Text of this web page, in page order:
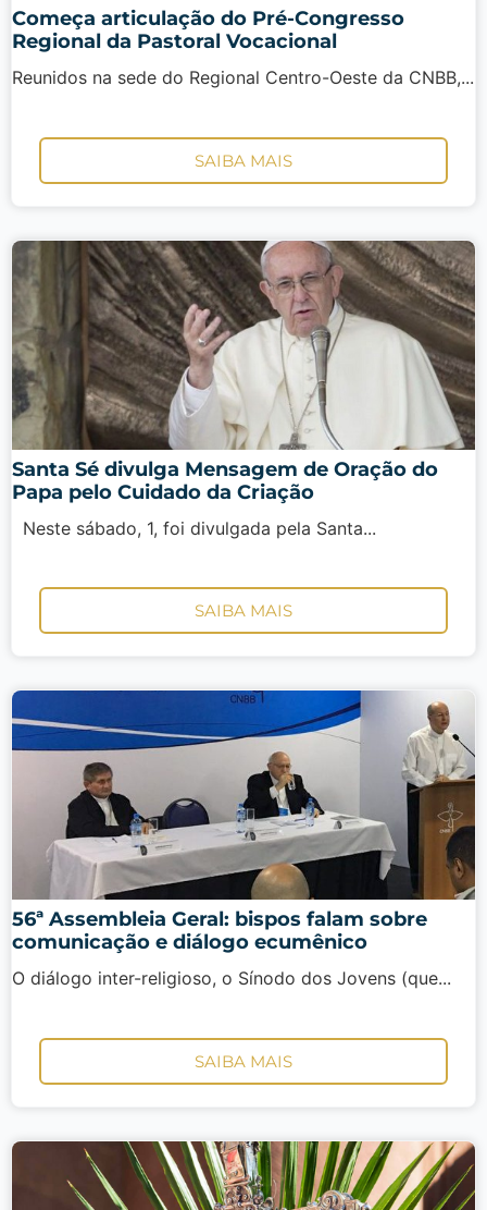
Começa articulação do Pré-Congresso
Regional da Pastoral Vocacional
Reunidos na sede do Regional Centro-Oeste da CNBB,...
SAIBA MAIS
Santa Sé divulga Mensagem de Oração do
Papa pelo Cuidado da Criação
Neste sábado, 1, foi divulgada pela Santa...
SAIBA MAIS
56ª Assembleia Geral: bispos falam sobre
comunicação e diálogo ecumênico
O diálogo inter-religioso, o Sínodo dos Jovens (que...
SAIBA MAIS